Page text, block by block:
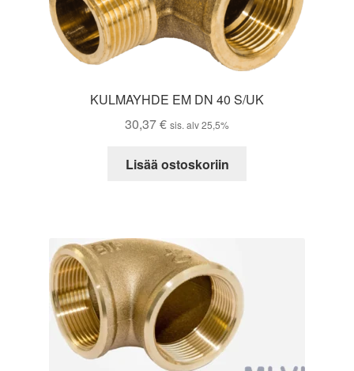
KULMAYHDE EM DN 40 S/UK
30,37€ sis. alv 25,5%
Lisää ostoskoriin